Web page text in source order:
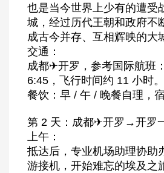
也是当今世界上少有的遭受
城，经过历代王朝和政府不
成古今并存、互相辉映的大
交通：
成都✈开罗，参考国际航班
6:45，飞行时间约 11 小时。
餐饮：早 / 午 / 晚餐自理，宿
第 2 天：成都✈开罗→开罗
上午：
抵达后，专业机场助理协助
游接机，开始难忘的埃及之